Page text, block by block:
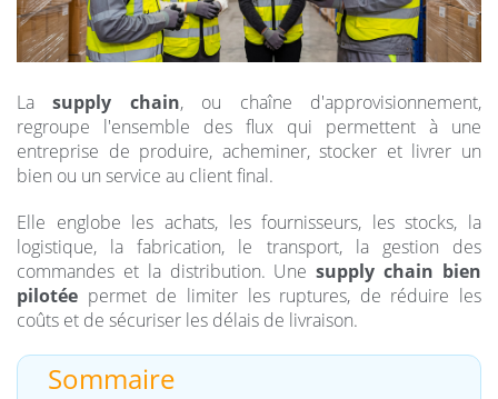
Lasupply chain, ou chaîne d'approvisionnement,
regroupe l'ensemble des flux qui permettent à une
entreprise de produire, acheminer, stocker et livrer un
bien ou un service au client final.
Elle englobe les achats, les fournisseurs, les stocks, la
logistique, la fabrication, le transport, la gestion des
commandes et la distribution. Unesupply chain bien
pilotée permet de limiter les ruptures, de réduire les
coûts et de sécuriser les délais de livraison.
Sommaire